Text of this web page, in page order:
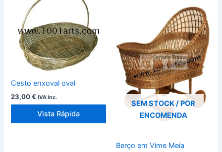
Cesto enxoval oval
23,00€ IVA Inc.
Vista Rápida
SEM STOCK / POR
ENCOMENDA
Berço em Vime Meia